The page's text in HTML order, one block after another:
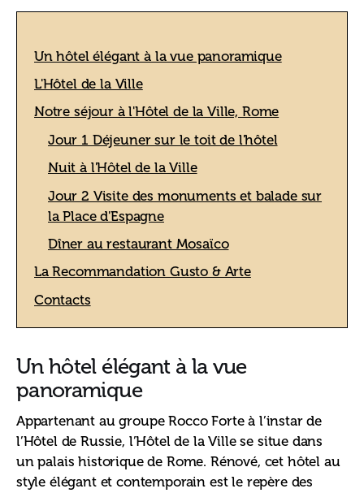
Un hôtel élégant à la vue panoramique
L'Hôtel de la Ville
Notre séjour à l'Hôtel de la Ville, Rome
Jour 1 Déjeuner sur le toit de l'hôtel
Nuit à l'Hôtel de la Ville
Jour 2 Visite des monuments et balade sur
la Place d'Espagne
Dîner au restaurant Mosaïco
La Recommandation Gusto & Arte
Contacts
Un hôtel élégant à la vue
panoramique
Appartenant au groupe Rocco Forte à l’instar de
l’Hôtel de Russie, l’Hôtel de la Ville se situe dans
un palais historique de Rome. Rénové, cet hôtel au
style élégant et contemporain est le repère des